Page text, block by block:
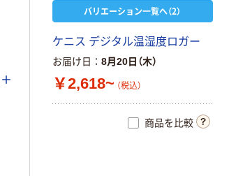
バリエーション一覧へ（2）
ケニス デジタル温湿度ロガー
お届け日 8月20日（木）
￥2,618~ （税込）
商品を比較